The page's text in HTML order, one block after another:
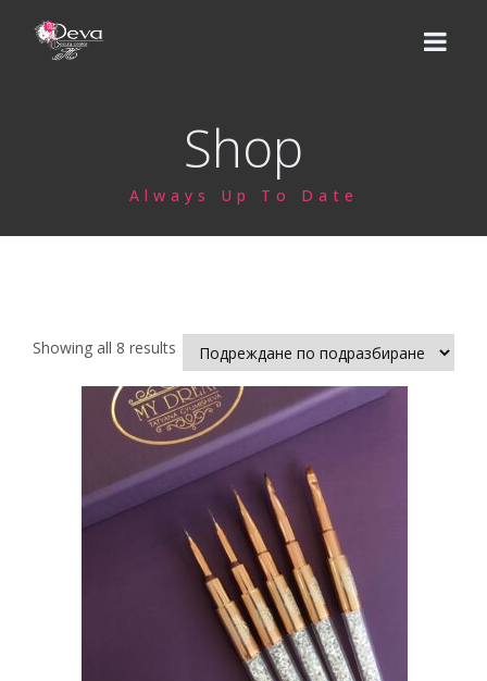
Надграждащи курсове
ВИДЕО УРОЦИ
Пигменти
Материали за изграждане на нокти
Златните четки на Татяна Гюмишева
НОВИНИ
Shop
Always Up To Date
Showing all 8 results